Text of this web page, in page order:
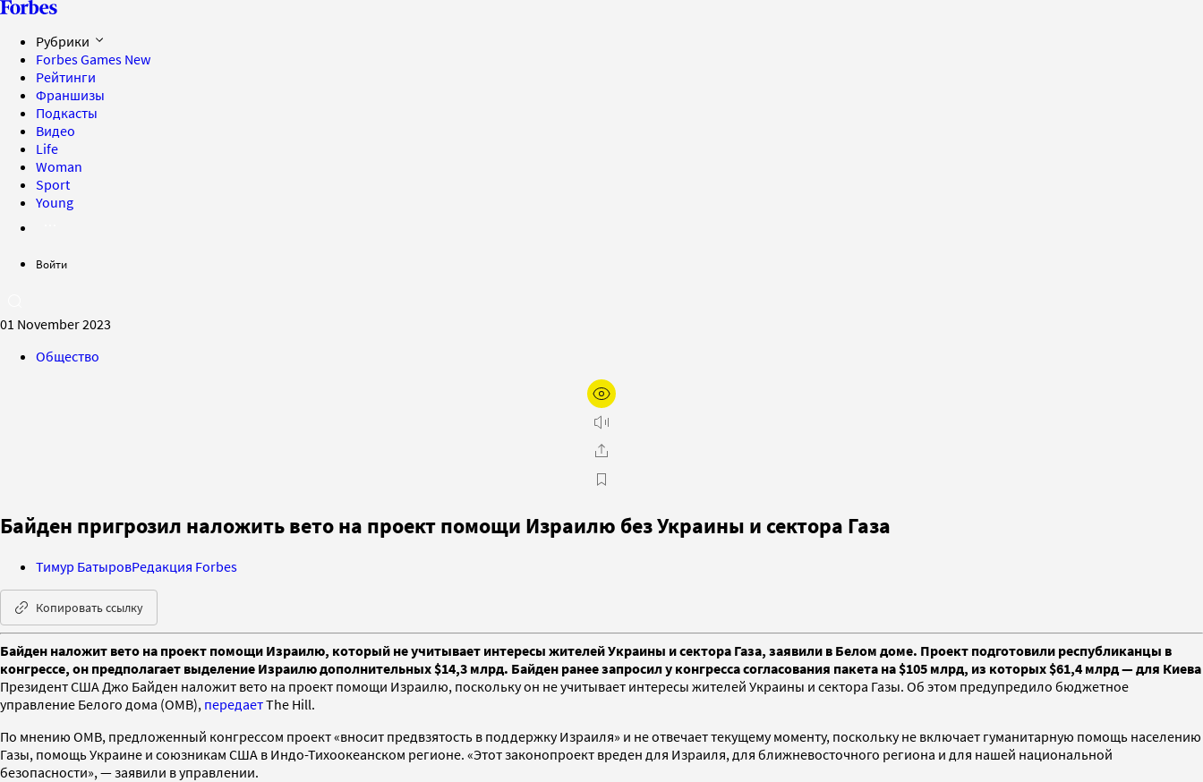
Рубрики
Forbes Games New
Рейтинги
Франшизы
Подкасты
Видео
Life
Woman
Sport
Young
Войти
01 November 2023
Общество
Байден пригрозил наложить вето на проект помощи Израилю без Украины и сектора Газа
Тимур БатыровРедакция Forbes
Копировать ссылку
Байден наложит вето на проект помощи Израилю, который не учитывает интересы жителей Украины и сектора Газа, заявили в Белом доме. Проект подготовили республиканцы в
конгрессе, он предполагает выделение Израилю дополнительных $14,3 млрд. Байден ранее запросил у конгресса согласования пакета на $105 млрд, из которых $61,4 млрд — для Киева
Президент США Джо Байден наложит вето на проект помощи Израилю, поскольку он не учитывает интересы жителей Украины и сектора Газы. Об этом предупредило бюджетное
управление Белого дома (OMB), передаетThe Hill.
По мнению OMB, предложенный конгрессом проект «вносит предвзятость в поддержку Израиля» и не отвечает текущему моменту, поскольку не включает гуманитарную помощь населению
Газы, помощь Украине и союзникам США в Индо-Тихоокеанском регионе. «Этот законопроект вреден для Израиля, для ближневосточного региона и для нашей национальной
безопасности», — заявили в управлении.